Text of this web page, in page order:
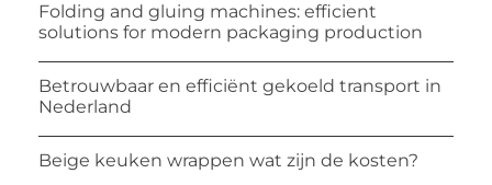
Folding and gluing machines: efficient
solutions for modern packaging production
Betrouwbaar en efficiënt gekoeld transport in
Nederland
Beige keuken wrappen wat zijn de kosten?